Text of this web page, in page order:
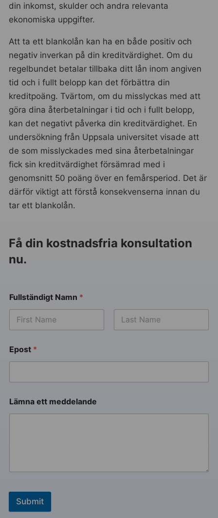
din inkomst, skulder och andra relevanta
ekonomiska uppgifter.
Att ta ett blankolån kan ha en både positiv och
negativ inverkan på din kreditvärdighet. Om du
regelbundet betalar tillbaka ditt lån inom angiven
tid och i fullt belopp kan det förbättra din
kreditpoäng. Tvärtom, om du misslyckas med att
göra dina återbetalningar i tid och i fullt belopp,
kan det negativt påverka din kreditvärdighet. En
undersökning från Uppsala universitet visade att
de som misslyckades med sina återbetalningar
fick sin kreditvärdighet försämrad med i
genomsnitt 50 poäng över en femårsperiod. Det är
därför viktigt att förstå konsekvenserna innan du
tar ett blankolån.
Få din kostnadsfria konsultation
nu.
Fullständigt Namn *
Epost *
Lämna ett meddelande
Submit